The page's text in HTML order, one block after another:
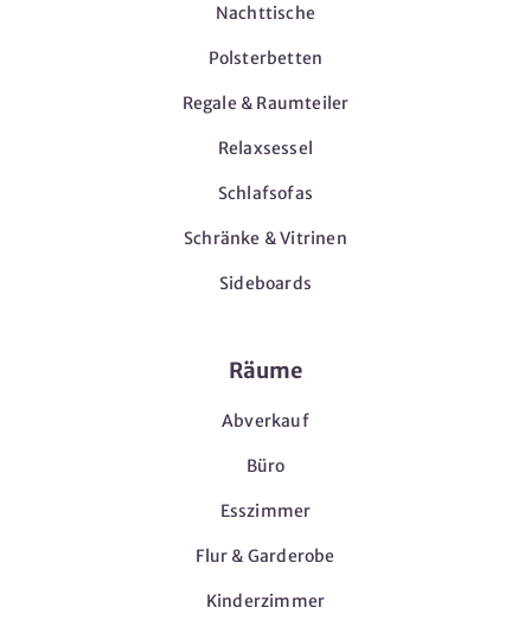
Nachttische
Polsterbetten
Regale & Raumteiler
Relaxsessel
Schlafsofas
Schränke & Vitrinen
Sideboards
Räume
Abverkauf
Büro
Esszimmer
Flur & Garderobe
Kinderzimmer